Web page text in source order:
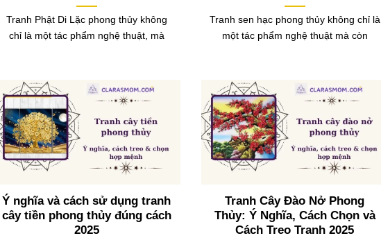
Tranh Phật Di Lặc phong thủy không
chỉ là một tác phẩm nghệ thuật, mà
Tranh sen hạc phong thủy không chỉ là
một tác phẩm nghệ thuật mà còn
Ý nghĩa và cách sử dụng tranh
cây tiền phong thủy đúng cách
2025
Tranh Cây Đào Nở Phong
Thủy: Ý Nghĩa, Cách Chọn và
Cách Treo Tranh 2025